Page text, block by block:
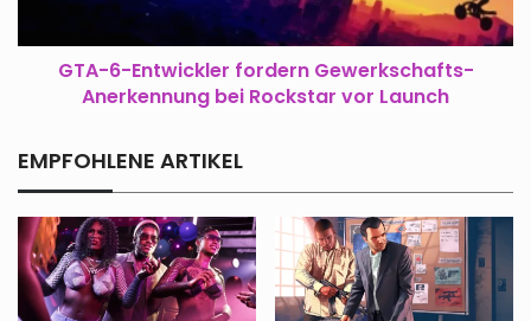
GTA-6-Entwickler fordern Gewerkschafts-
Anerkennung bei Rockstar vor Launch
EMPFOHLENE ARTIKEL